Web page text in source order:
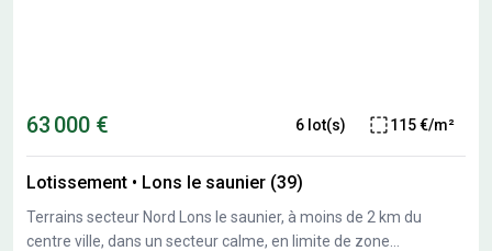
63 000 € 6 lot(s) 115 €/m²
Lotissement • Lons le saunier (39)
Terrains secteur Nord Lons le saunier, à moins de 2 km du
centre ville, dans un secteur calme, en limite de zone